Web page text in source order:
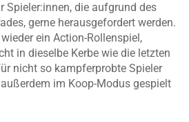
Spieler:innen, die aufgrund des
gerne herausgefordert werden.
ein Action-Rollenspiel,
in dieselbe Kerbe wie die letzten
nicht so kampferprobte Spieler
im Koop-Modus gespielt